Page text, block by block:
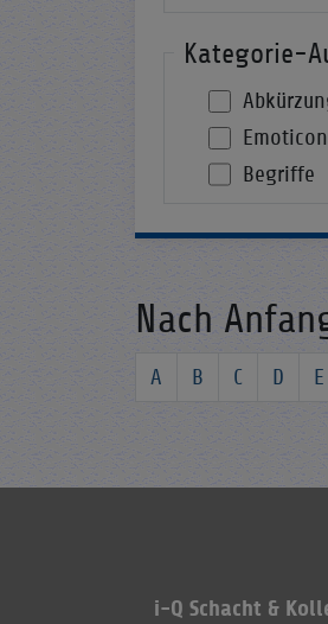
Kategorie-
Begriffe
Nach
A B C D E
i-Q Schacht &